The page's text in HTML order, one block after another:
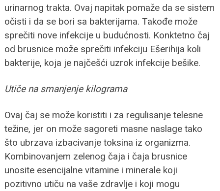
urinarnog trakta. Ovaj napitak pomaže da se sistem
očisti i da se bori sa bakterijama. Takođe može
sprečiti nove infekcije u budućnosti. Konktetno čaj
od brusnice može sprečiti infekciju Ešerihija koli
bakterije, koja je najčešći uzrok infekcije bešike.
Utiče na smanjenje kilograma
Ovaj čaj se može koristiti i za regulisanje telesne
težine, jer on može sagoreti masne naslage tako
što ubrzava izbacivanje toksina iz organizma.
Kombinovanjem zelenog čaja i čaja brusnice
unosite esencijalne vitamine i minerale koji
pozitivno utiču na vaše zdravlje i koji mogu